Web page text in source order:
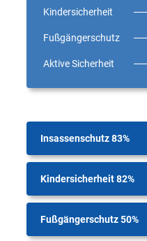
Kindersicherheit
Fußgängerschutz
Aktive Sicherheit
Insassenschutz 83%
Kindersicherheit 82%
Fußgängerschutz 50%